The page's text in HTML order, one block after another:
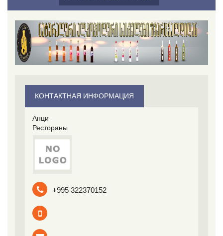
КОНТАКТНАЯ ИНФОРМАЦИЯ
Анци
Рестораны
+995 322370152